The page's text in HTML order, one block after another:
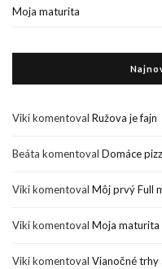
Moja maturita
Vikikomentoval Ružova je fajn
Beáta komentoval Domáce
Vikikomentoval Môj prvý Full
Vikikomentoval Moja maturita
Vikikomentoval Vianočné trhy